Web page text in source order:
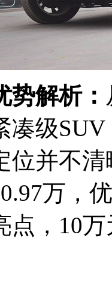
势解析：
凑级
位并不
万，
点，10